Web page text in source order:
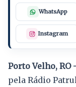
WhatsApp
Instagram
Porto Velho, RO
pela Rádio